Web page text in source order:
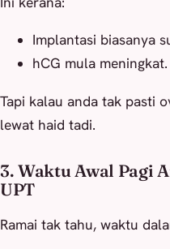
Implantasi biasanya
hCG mula meningkat.
Tapi kalau anda tak pasti
lewat haid tadi.
3. Waktu Awal Pagi
UPT
Ramai tak tahu, waktu